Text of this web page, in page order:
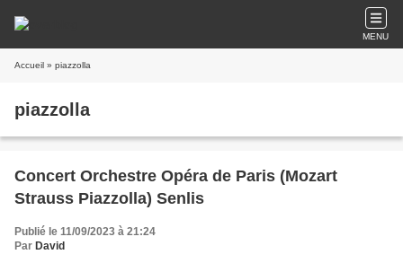
MENU
Accueil » piazzolla
piazzolla
Concert Orchestre Opéra de Paris (Mozart
Strauss Piazzolla) Senlis
Publié le 11/09/2023 à 21:24
Par David